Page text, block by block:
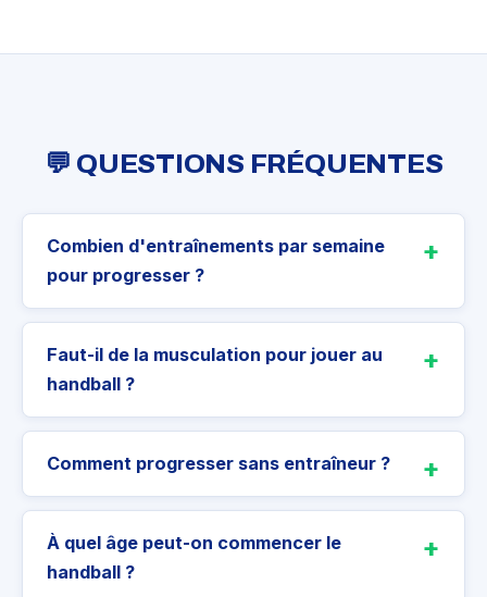
💬 QUESTIONS FRÉQUENTES
Combien d'entraînements par semaine
pour progresser ?
Faut-il de la musculation pour jouer au
handball ?
Comment progresser sans entraîneur ?
À quel âge peut-on commencer le
handball ?